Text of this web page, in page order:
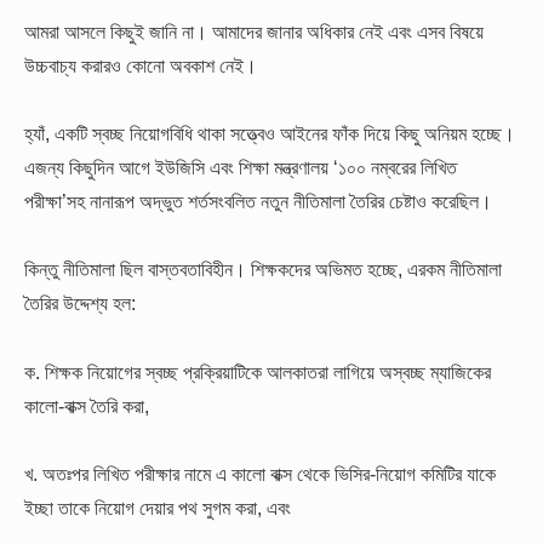
আমরা আসলে কিছুই জানি না। আমাদের জানার অধিকার নেই এবং এসব বিষয়ে
উচ্চবাচ্য করারও কোনো অবকাশ নেই।
হ্যাঁ, একটি স্বচ্ছ নিয়োগবিধি থাকা সত্ত্বেও আইনের ফাঁক দিয়ে কিছু অনিয়ম হচ্ছে।
এজন্য কিছুদিন আগে ইউজিসি এবং শিক্ষা মন্ত্রণালয় ‘১০০ নম্বরের লিখিত
পরীক্ষা’সহ নানারূপ অদ্ভুত শর্তসংবলিত নতুন নীতিমালা তৈরির চেষ্টাও করেছিল।
কিন্তু নীতিমালা ছিল বাস্তবতাবিহীন। শিক্ষকদের অভিমত হচ্ছে, এরকম নীতিমালা
তৈরির উদ্দেশ্য হল:
ক. শিক্ষক নিয়োগের স্বচ্ছ প্রক্রিয়াটিকে আলকাতরা লাগিয়ে অস্বচ্ছ ম্যাজিকের
কালো-বাক্স তৈরি করা,
খ. অতঃপর লিখিত পরীক্ষার নামে এ কালো বাক্স থেকে ভিসির-নিয়োগ কমিটির যাকে
ইচ্ছা তাকে নিয়োগ দেয়ার পথ সুগম করা, এবং